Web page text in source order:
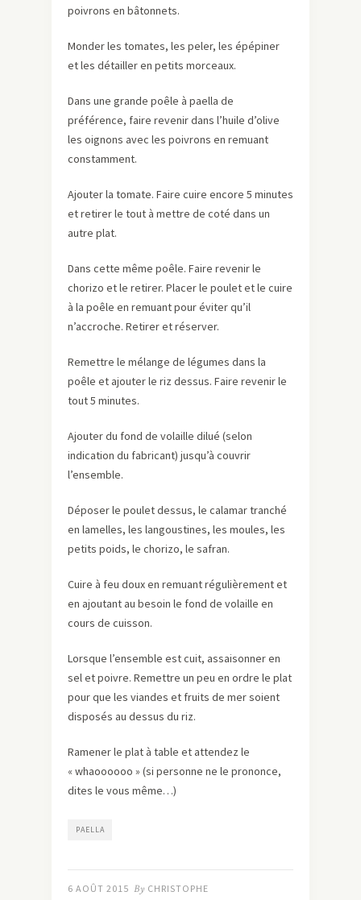
poivrons en bâtonnets.
Monder les tomates, les peler, les épépiner
et les détailler en petits morceaux.
Dans une grande poêle à paella de
préférence, faire revenir dans l’huile d’olive
les oignons avec les poivrons en remuant
constamment.
Ajouter la tomate. Faire cuire encore 5 minutes
et retirer le tout à mettre de coté dans un
autre plat.
Dans cette même poêle. Faire revenir le
chorizo et le retirer. Placer le poulet et le cuire
à la poêle en remuant pour éviter qu’il
n’accroche. Retirer et réserver.
Remettre le mélange de légumes dans la
poêle et ajouter le riz dessus. Faire revenir le
tout 5 minutes.
Ajouter du fond de volaille dilué (selon
indication du fabricant) jusqu’à couvrir
l’ensemble.
Déposer le poulet dessus, le calamar tranché
en lamelles, les langoustines, les moules, les
petits poids, le chorizo, le safran.
Cuire à feu doux en remuant régulièrement et
en ajoutant au besoin le fond de volaille en
cours de cuisson.
Lorsque l’ensemble est cuit, assaisonner en
sel et poivre. Remettre un peu en ordre le plat
pour que les viandes et fruits de mer soient
disposés au dessus du riz.
Ramener le plat à table et attendez le
« whaoooooo » (si personne ne le prononce,
dites le vous même…)
PAELLA
6 AOÛT 2015 By CHRISTOPHE